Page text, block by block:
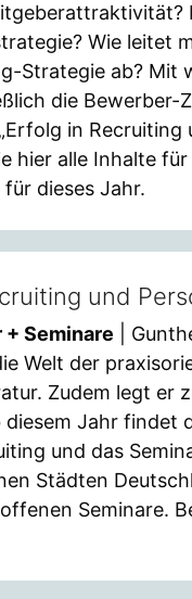
Wie leitet
Strategie ab? Mit
die Bewerber-
in Recruiting
hier alle Inhalte
dieses Jahr.
und
Seminare |
Welt der
Zudem legt er
Jahr findet
und das
Städten
Seminare.